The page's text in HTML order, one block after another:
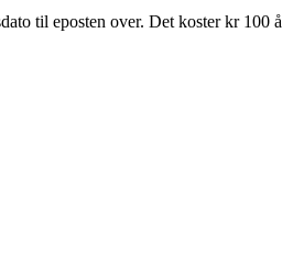
til eposten over. Det koster kr 100 å